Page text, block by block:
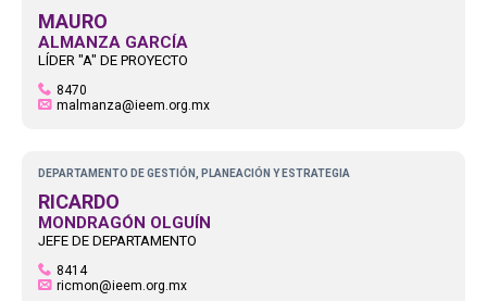
MAURO
ALMANZA GARCÍA
LÍDER "A" DE PROYECTO
8470
malmanza@ieem.org.mx
DEPARTAMENTO DE GESTIÓN, PLANEACIÓN Y ESTRATEGIA
RICARDO
MONDRAGÓN OLGUÍN
JEFE DE DEPARTAMENTO
8414
ricmon@ieem.org.mx